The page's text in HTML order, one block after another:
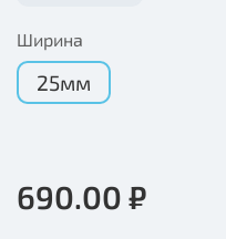
Ширина
25мм
690.00 ₽